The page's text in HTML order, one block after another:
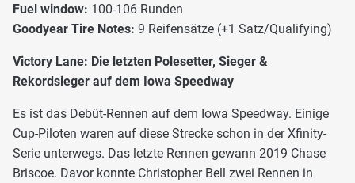
Fuel window: 100-106 Runden
Goodyear Tire Notes: 9 Reifensätze (+1 Satz/Qualifying)
Victory Lane: Die letzten Polesetter, Sieger &
Rekordsieger auf dem Iowa Speedway
Es ist das Debüt-Rennen auf dem Iowa Speedway. Einige
Cup-Piloten waren auf diese Strecke schon in der Xfinity-
Serie unterwegs. Das letzte Rennen gewann 2019 Chase
Briscoe. Davor konnte Christopher Bell zwei Rennen in